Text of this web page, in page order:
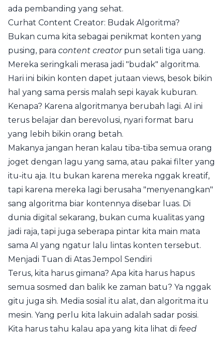
ada pembanding yang sehat.
Curhat Content Creator: Budak Algoritma?
Bukan cuma kita sebagai penikmat konten yang
pusing, para content creatorpun setali tiga uang.
Mereka seringkali merasa jadi "budak" algoritma.
Hari ini bikin konten dapet jutaan views, besok bikin
hal yang sama persis malah sepi kayak kuburan.
Kenapa? Karena algoritmanya berubah lagi. AI ini
terus belajar dan berevolusi, nyari format baru
yang lebih bikin orang betah.
Makanya jangan heran kalau tiba-tiba semua orang
joget dengan lagu yang sama, atau pakai filter yang
itu-itu aja. Itu bukan karena mereka nggak kreatif,
tapi karena mereka lagi berusaha "menyenangkan"
sang algoritma biar kontennya disebar luas. Di
dunia digital sekarang, bukan cuma kualitas yang
jadi raja, tapi juga seberapa pintar kita main mata
sama AI yang ngatur lalu lintas konten tersebut.
Menjadi Tuan di Atas Jempol Sendiri
Terus, kita harus gimana? Apa kita harus hapus
semua sosmed dan balik ke zaman batu? Ya nggak
gitu juga sih. Media sosial itu alat, dan algoritma itu
mesin. Yang perlu kita lakuin adalah sadar posisi.
Kita harus tahu kalau apa yang kita lihat di feed